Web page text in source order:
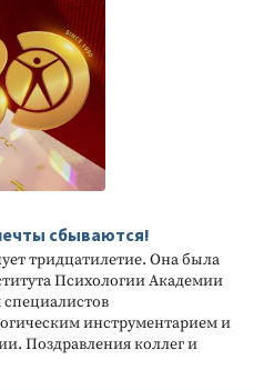
сбываются!
тридцатилетие. Она была
Психологии Академии
инструментарием и
Поздравления коллег и